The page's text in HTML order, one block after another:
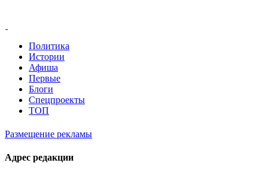
Политика
Истории
Афиша
Первые
Блоги
Спецпроекты
ТОП
Размещение рекламы
Адрес редакции